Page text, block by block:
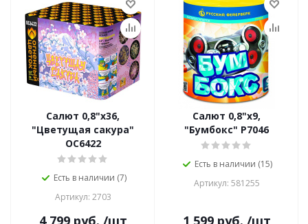
Салют 0,8"х36,
"Цветущая сакура"
ОС6422
Есть в наличии (7)
Артикул: 2703
4 799руб. /шт
Салют 0,8"х9,
"Бумбокс" Р7046
Есть в наличии (15)
Артикул: 581255
1 599руб. /шт